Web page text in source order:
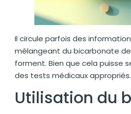
Il circule parfois des
mélangeant du bicarbonate de
forment. Bien que cela puisse
des tests médicaux appropriés.
Utilisation du